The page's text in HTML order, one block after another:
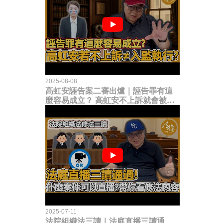
2025-08-08
高虹安誣告案二審出爐｜誣告罪有這
麼容易成立？ 高虹安不上訴就會被
2025-07-11
法院組織法三讀｜法庭直播三讀通